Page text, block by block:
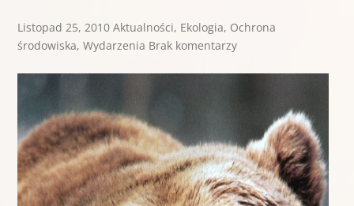
Listopad 25, 2010 Aktualności, Ekologia, Ochrona
środowiska, Wydarzenia Brak komentarzy